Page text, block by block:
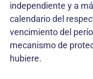
independiente y a
calendario del
vencimiento del
mecanismo de
hubiere.